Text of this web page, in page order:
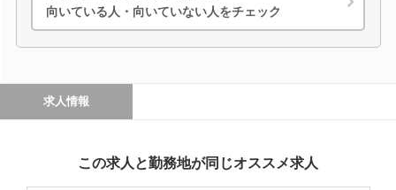
向いている人・向いていない人をチェック
求人情報
この求人と勤務地が同じオススメ求人